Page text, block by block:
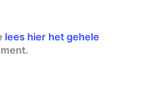
lees hier het gehele